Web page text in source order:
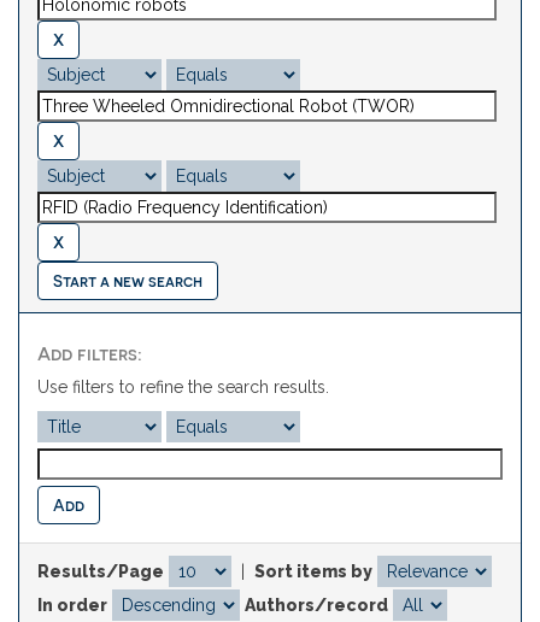
Start a new search
Add filters:
Use filters to refine the search results.
Results/Page
Sort items by
In order
Authors/record